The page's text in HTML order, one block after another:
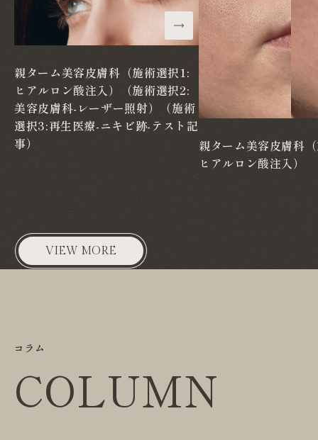
親ターム美容皮膚科（施術選択1:
ヒアルロン酸注入）（施術選択2:
美容皮膚科-レーザー照射）（施術
選択3:再生医療-ニキビ跡-テスト記
事）
親ターム美容皮膚科
ヒアルロン酸注入）
VIEW MORE
コラム
COLUMN